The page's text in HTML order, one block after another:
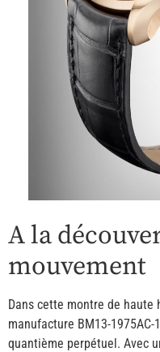
A la
mouvement
Dans cette montre de
manufacture BM13-
quantième perpétuel. Avec